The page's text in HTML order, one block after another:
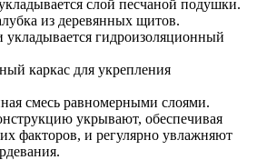
слой песчаной подушки.
из деревянных щитов.
гидроизоляционный
каркас для укрепления
смесь равномерными слоями.
укрывают, обеспечивая
факторов, и регулярно увлажняют